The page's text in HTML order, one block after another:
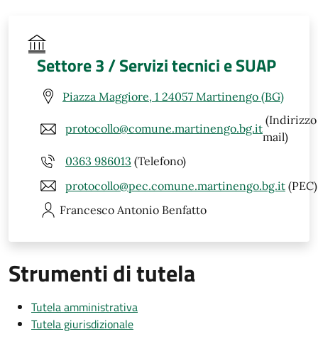
Settore 3 / Servizi tecnici e SUAP
Piazza Maggiore, 1 24057 Martinengo (BG)
protocollo@comune.martinengo.bg.it
(Indirizzo
mail)
0363 986013 (Telefono)
protocollo@pec.comune.martinengo.bg.it (PEC)
Francesco Antonio Benfatto
Strumenti di tutela
Tutela amministrativa
Tutela giurisdizionale